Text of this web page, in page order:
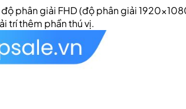
độ phân giải FHD (độ phân giải
trí thêm phần thú vị.